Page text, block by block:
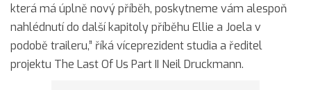
která má úplně nový příběh, poskytneme vám alespoň
nahlédnutí do další kapitoly příběhu Ellie a Joela v
podobě traileru,” říká víceprezident studia a ředitel
projektu The Last Of Us Part II Neil Druckmann.